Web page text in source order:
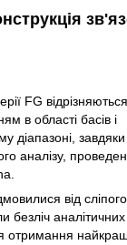
FG
в області басів і
діапазоні,
аналізу,
від
безліч аналітичних
отримання